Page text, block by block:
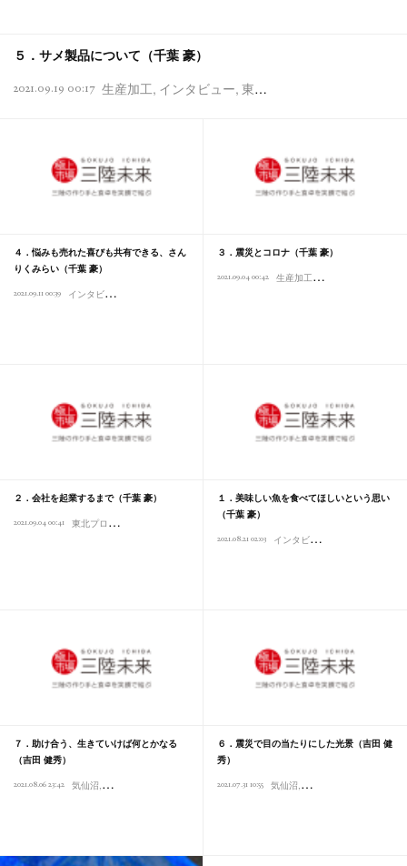
５．サメ製品について（千葉 豪）
2021.09.19 00:17 生産加工 インタビュー 東北プロボノプロジェクト
４．悩みも売れた喜びも共有できる、さん
りくみらい（千葉 豪）
2021.09.11 00:39 イ
ンタビュー
３．震災とコロナ（千葉 豪）
2021.09.04 00:42 生
産加工インタビュー
２．会社を起業するまで（千葉 豪）
2021.09.04 00:41 東
北プロボノプロジェクト インタビュー
１．美味しい魚を食べてほしいという思い
（千葉 豪）
2021.08.21 02:03 イ
ンタビュー
７．助け合う、生きていけば何とかなる
（吉田 健秀）
2021.08.06 23:42 気仙沼 東北プロボノプロジェクト インタビュー カネヒデ吉田商店
６．震災で目の当たりにした光景（吉田 健
秀）
2021.07.31 10:55 気仙沼 東北プロボノプロジェク